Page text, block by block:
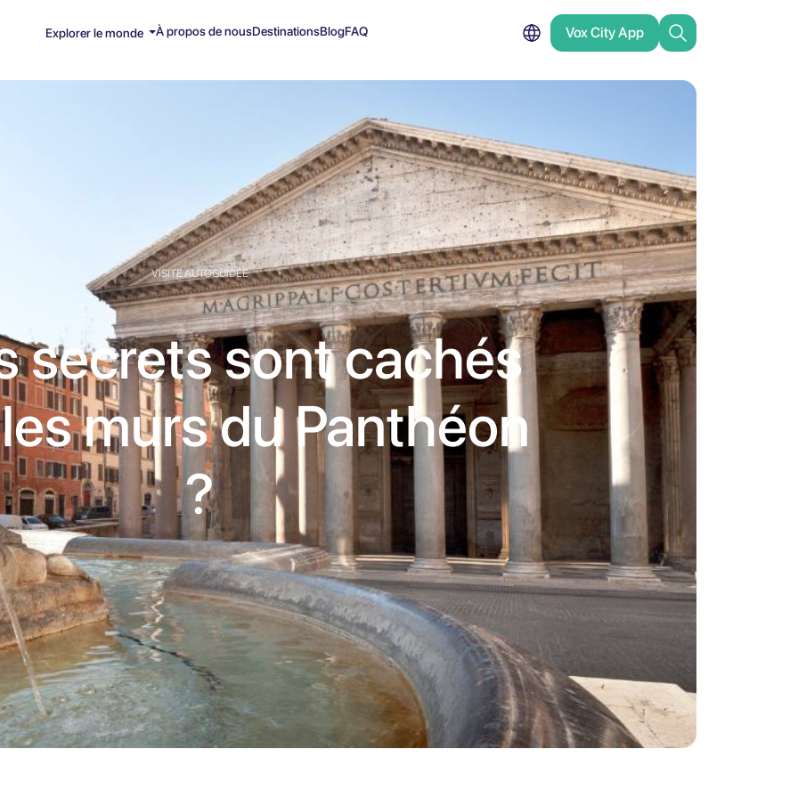
Explorer le monde À propos de nousDestinationsBlogFAQ Vox City App
VISITE AUTOGUIDÉE
secrets sont cachés
murs du Panthéon
?